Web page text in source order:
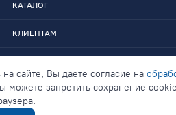
КАТАЛОГ
КЛИЕНТАМ
СВЯЗАТЬСЯ
на сайте, Вы даете согласие на
можете запретить сохранение